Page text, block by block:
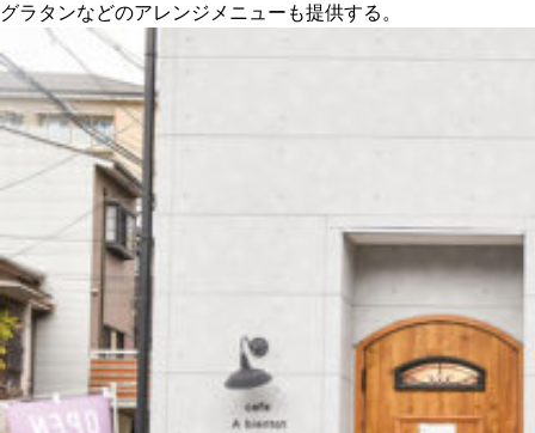
グラタンなどのアレンジメニューも提供する。